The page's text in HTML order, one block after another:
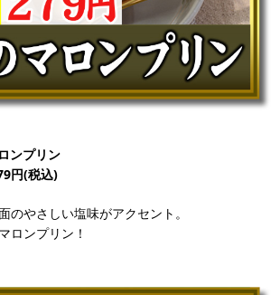
ンプリン
円(税込)
のやさしい塩味がアクセント。
ロンプリン！